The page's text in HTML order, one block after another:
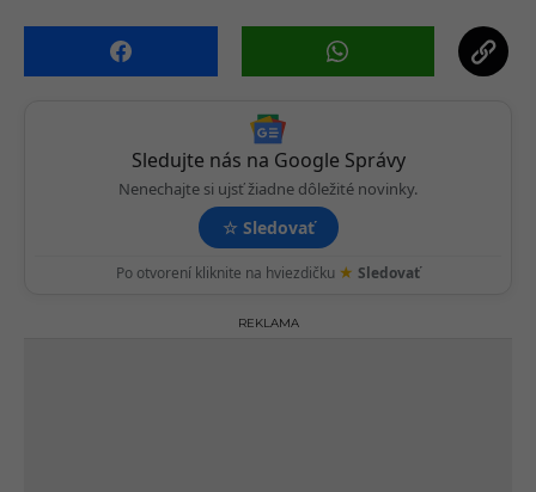
t
Sledujte nás na Google Správy
Nenechajte si ujsť žiadne dôležité novinky.
☆ Sledovať
Po otvorení kliknite na hviezdičku ★ Sledovať
REKLAMA